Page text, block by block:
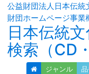
公益財団法人日本伝統
財団ホームページ事業
日本伝統
検索（CD
ジャンル